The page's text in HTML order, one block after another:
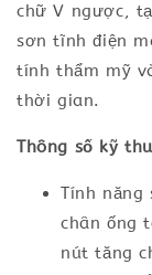
chữ V ngược,
sơn tĩnh điện
tính thẩm mỹ
thời gian.
Thông số kỹ
Tính năng
chân ống
nút tăng